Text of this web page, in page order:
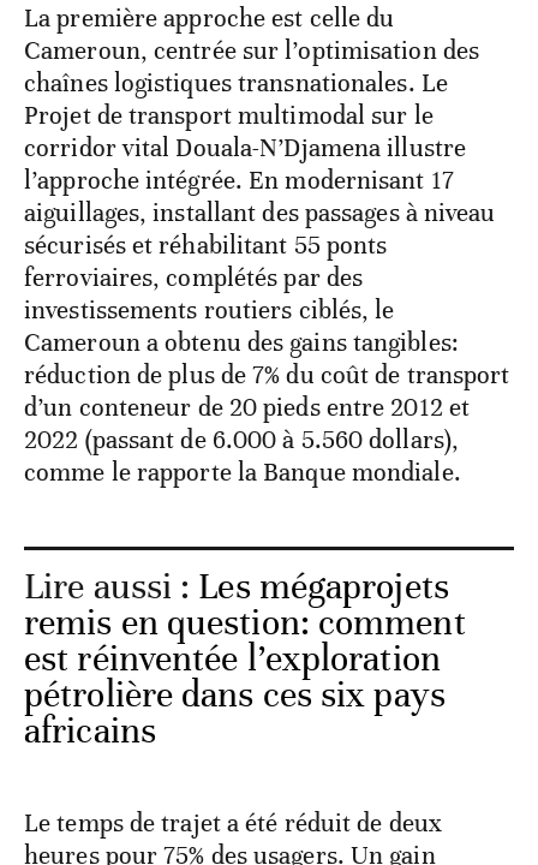
La première approche est celle du
Cameroun, centrée sur l’optimisation des
chaînes logistiques transnationales. Le
Projet de transport multimodal sur le
corridor vital Douala-N’Djamena illustre
l’approche intégrée. En modernisant 17
aiguillages, installant des passages à niveau
sécurisés et réhabilitant 55 ponts
ferroviaires, complétés par des
investissements routiers ciblés, le
Cameroun a obtenu des gains tangibles:
réduction de plus de 7% du coût de transport
d’un conteneur de 20 pieds entre 2012 et
2022 (passant de 6.000 à 5.560 dollars),
comme le rapporte la Banque mondiale.
Lire aussi : Les mégaprojets
remis en question: comment
est réinventée l’exploration
pétrolière dans ces six pays
africains
Le temps de trajet a été réduit de deux
heures pour 75% des usagers. Un gain